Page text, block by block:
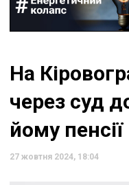
На
через суд
йому пенсії
27 жовтня 2024, 18:04